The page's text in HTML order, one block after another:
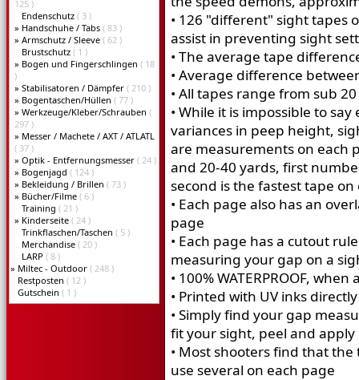
125 )
Endenschutz ( 3 )
» Handschuhe / Tabs ( 83 )
» Armschutz / Sleeve ( 62 )
Brustschutz ( 1 )
» Bogen und Fingerschlingen ( 18
)
» Stabilisatoren / Dämpfer ( 210 )
» Bogentaschen/Hüllen ( 77 )
» Werkzeuge/Kleber/Schrauben (
297 )
» Messer / Machete / AXT / ATLATL
( 37 )
» Optik - Entfernungsmesser ( 24 )
» Bogenjagd ( 124 )
» Bekleidung / Brillen ( 73 )
» Bücher/Filme ( 6 )
Training ( 21 )
» Kinderseite ( 24 )
Trinkflaschen/Taschen ( 5 )
Merchandise ( 20 )
LARP ( 8 )
» Miltec - Outdoor ( 248 )
Restposten ( 12 )
Gutschein ( 1 )
• 126 "different" sight tapes
assist in preventing sight
• The average tape
• Average difference
• All tapes range from sub
• While it is impossible to
variances in peep height,
are measurements on each
and 20-40 yards, first
second is the fastest tape
• Each page also has an
page
• Each page has a cutout
measuring your gap on a
• 100% WATERPROOF,
• Printed with UV inks
• Simply find your gap
fit your sight, peel and apply
• Most shooters find that
use several on each page